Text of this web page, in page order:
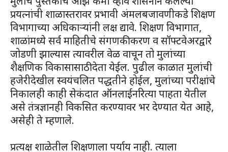
प्रयत्नांची शाळास्तरावर प्रभावी अंमलबजावणीकडे शिक्षण
विभागाच्या अधिकाऱ्यांनी लक्ष द्यावे. शिक्षण विभागात,
शाळांमध्ये सर्व माहितीचे संगणकीकरण व सॉफ्टवेअरद्वारे
जोडणी झाल्यास त्यावरील वेळ वाचून तो मुलांच्या
शैक्षणिक विकासासाठी देता येईल. पुढील काळात मुलांची
हजेरीदेखील स्वयंचलित पद्धतीने होईल, मुलांच्या परीक्षांचे
निकालही काही सेकंदात ऑनलाईनरित्या पाहता येतील
असे तंत्रज्ञानही विकसित करण्यावर भर देण्यात येत आहे,
असेही ते म्हणाले.
प्रत्यक्ष शाळेतील शिक्षणाला पर्याय नाही. त्याला